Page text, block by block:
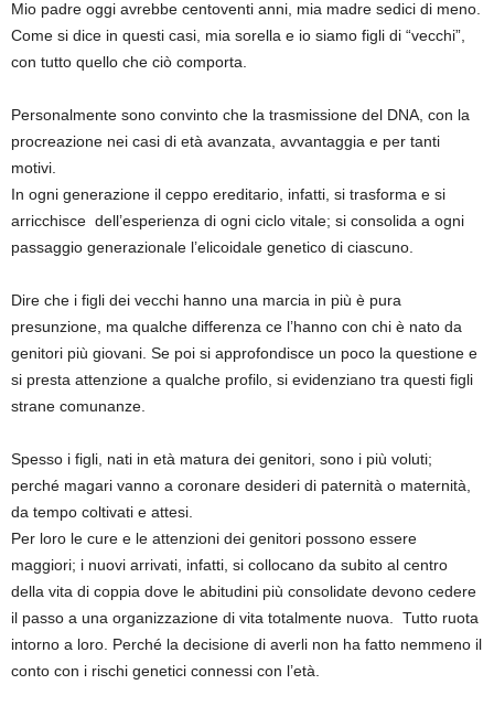
Mio padre oggi avrebbe centoventi anni, mia madre sedici di meno.
Come si dice in questi casi, mia sorella e io siamo figli di “vecchi”,
con tutto quello che ciò comporta.
Personalmente sono convinto che la trasmissione del DNA, con la
procreazione nei casi di età avanzata, avvantaggia e per tanti
motivi.
In ogni generazione il ceppo ereditario, infatti, si trasforma e si
arricchisce dell’esperienza di ogni ciclo vitale; si consolida a ogni
passaggio generazionale l’elicoidale genetico di ciascuno.
Dire che i figli dei vecchi hanno una marcia in più è pura
presunzione, ma qualche differenza ce l’hanno con chi è nato da
genitori più giovani. Se poi si approfondisce un poco la questione e
si presta attenzione a qualche profilo, si evidenziano tra questi figli
strane comunanze.
Spesso i figli, nati in età matura dei genitori, sono i più voluti;
perché magari vanno a coronare desideri di paternità o maternità,
da tempo coltivati e attesi.
Per loro le cure e le attenzioni dei genitori possono essere
maggiori; i nuovi arrivati, infatti, si collocano da subito al centro
della vita di coppia dove le abitudini più consolidate devono cedere
il passo a una organizzazione di vita totalmente nuova. Tutto ruota
intorno a loro. Perché la decisione di averli non ha fatto nemmeno il
conto con i rischi genetici connessi con l’età.